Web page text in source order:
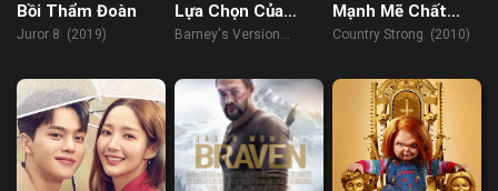
Bồi Thẩm Đoàn
Juror 8 (2019)
Lựa Chọn Của
Barney
Barney's Version
Mạnh Mẽ Chất
Đồng Quê
Country Strong (2010)